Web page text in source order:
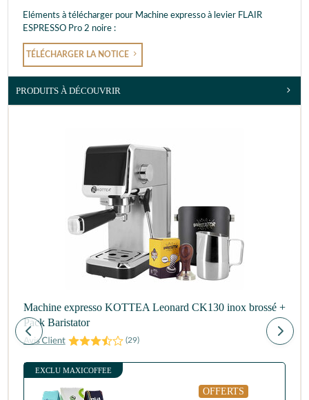
Eléments à télécharger pour Machine expresso à levier FLAIR
ESPRESSO Pro 2 noire :
TÉLÉCHARGER LA NOTICE
PRODUITS À DÉCOUVRIR
Machine expresso KOTTEA Leonard CK130 inox brossé +
Pack Baristator
(29)
EXCLU MAXICOFFEE
OFFERTS